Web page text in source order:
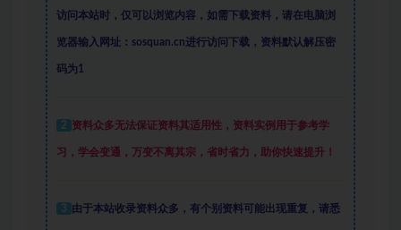
访问本站时，仅可以浏览内容，如需下载资料，请在电脑浏
览器输入网址：sosquan.cn进行访问下载， 资料默认解压密
码为1
2 资料众多无法保证资料其适用性，资料实例 用于参考学
习，学会变通，万变不离其宗，省时省力，助你快速提升！
3 由于本站收录资料众多，有个别资料可能出现重复，请悉